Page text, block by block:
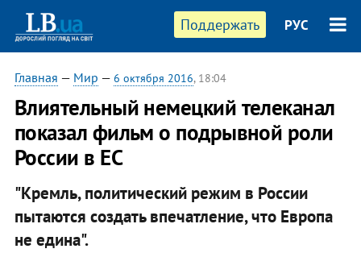
Поддержать РУС
Главная — Мир — 6 октября 2016, 18:04
Влиятельный немецкий телеканал
показал фильм о подрывной роли
России в ЕС
"Кремль, политический режим в России
пытаются создать впечатление, что Европа
не едина".